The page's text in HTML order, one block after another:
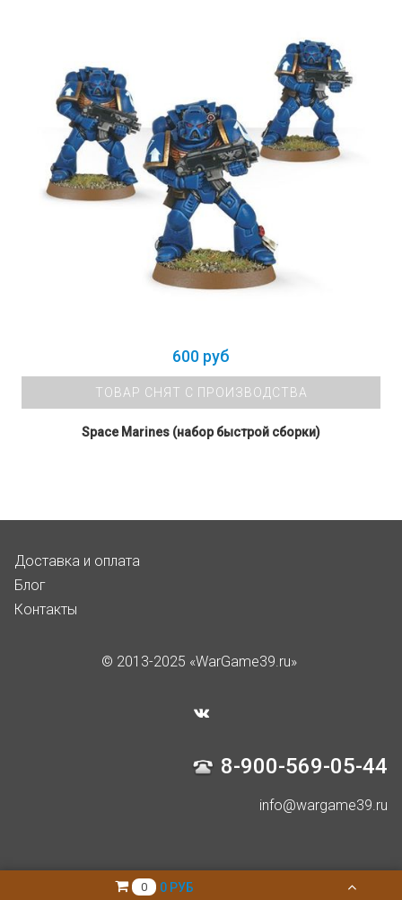
600 руб
ТОВАР СНЯТ С ПРОИЗВОДСТВА
Space Marines (набор быстрой сборки)
Доставка и оплата
Блог
Контакты
© 2013-2025 «WarGame39.ru»
8-900-569-05-44
info@wargame39.ru
0 0 РУБ